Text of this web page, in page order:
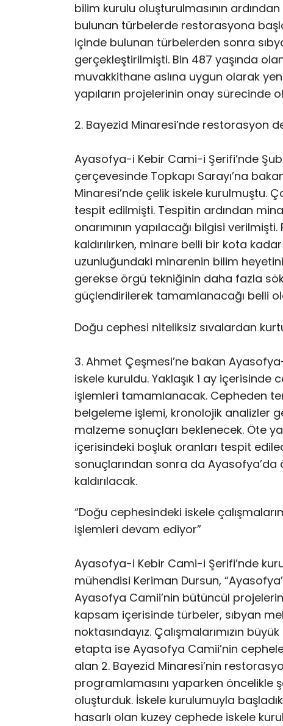
bilim kurulu oluşturulmasının
bulunan türbelerde restorasyona
içinde bulunan türbelerden sonra
gerçekleştirilmişti. Bin 487 yaşında
muvakkithane aslına uygun olarak
yapıların projelerinin onay sürecinde
2. Bayezid Minaresi’nde restorasyon
Ayasofya-i Kebir Cami-i Şerifi’nde
çerçevesinde Topkapı Sarayı’na
Minaresi’nde çelik iskele kurulmuştu.
tespit edilmişti. Tespitin ardından
onarımının yapılacağı bilgisi
kaldırılırken, minare belli bir kota
uzunluğundaki minarenin bilim
gerekse örgü tekniğinin daha fazla
güçlendirilerek tamamlanacağı belli
Doğu cephesi niteliksiz sıvalardan
3. Ahmet Çeşmesi’ne bakan
iskele kuruldu. Yaklaşık 1 ay
işlemleri tamamlanacak. Cepheden
belgeleme işlemi, kronolojik analizler
malzeme sonuçları beklenecek. Öte
içerisindeki boşluk oranları tespit
sonuçlarından sonra da Ayasofya’da
kaldırılacak.
“Doğu cephesindeki iskele
işlemleri devam ediyor”
Ayasofya-i Kebir Cami-i Şerifi’nde
mühendisi Keriman Dursun,
Ayasofya Camii’nin bütüncül
kapsam içerisinde türbeler, sıbyan
noktasındayız. Çalışmalarımızın
etapta ise Ayasofya Camii’nin
alan 2. Bayezid Minaresi’nin
programlamasını yaparken öncelikle
oluşturduk. İskele kurulumuyla
hasarlı olan kuzey cephede iskele